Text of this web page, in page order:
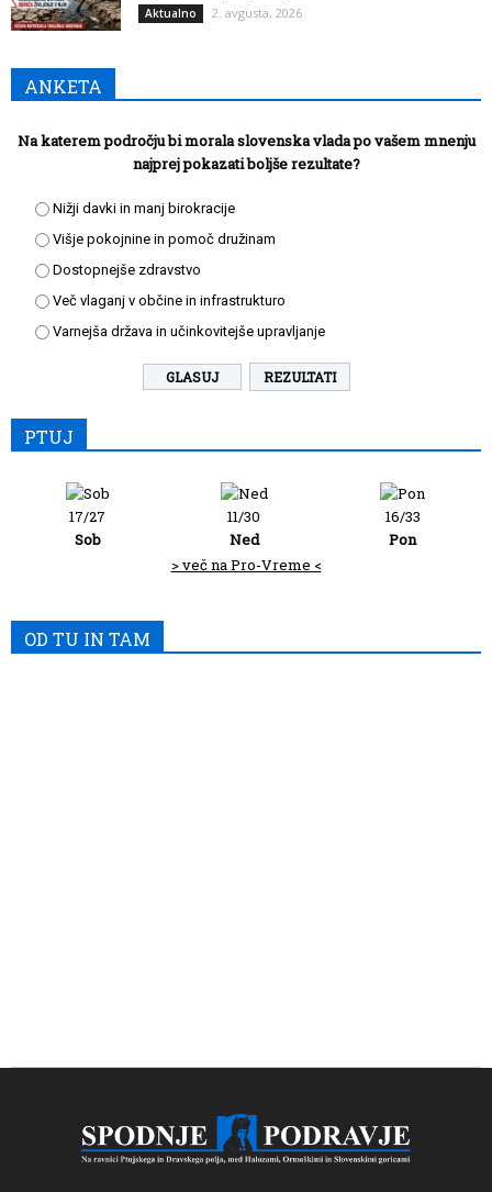
Aktualno 2. avgusta, 2026
ANKETA
Na katerem področju bi morala slovenska vlada po vašem mnenju
najprej pokazati boljše rezultate?
Nižji davki in manj birokracije
Višje pokojnine in pomoč družinam
Dostopnejše zdravstvo
Več vlaganj v občine in infrastrukturo
Varnejša država in učinkovitejše upravljanje
REZULTATI
PTUJ
17/27
Sob
11/30
Ned
16/33
Pon
> več na Pro-Vreme <
OD TU IN TAM